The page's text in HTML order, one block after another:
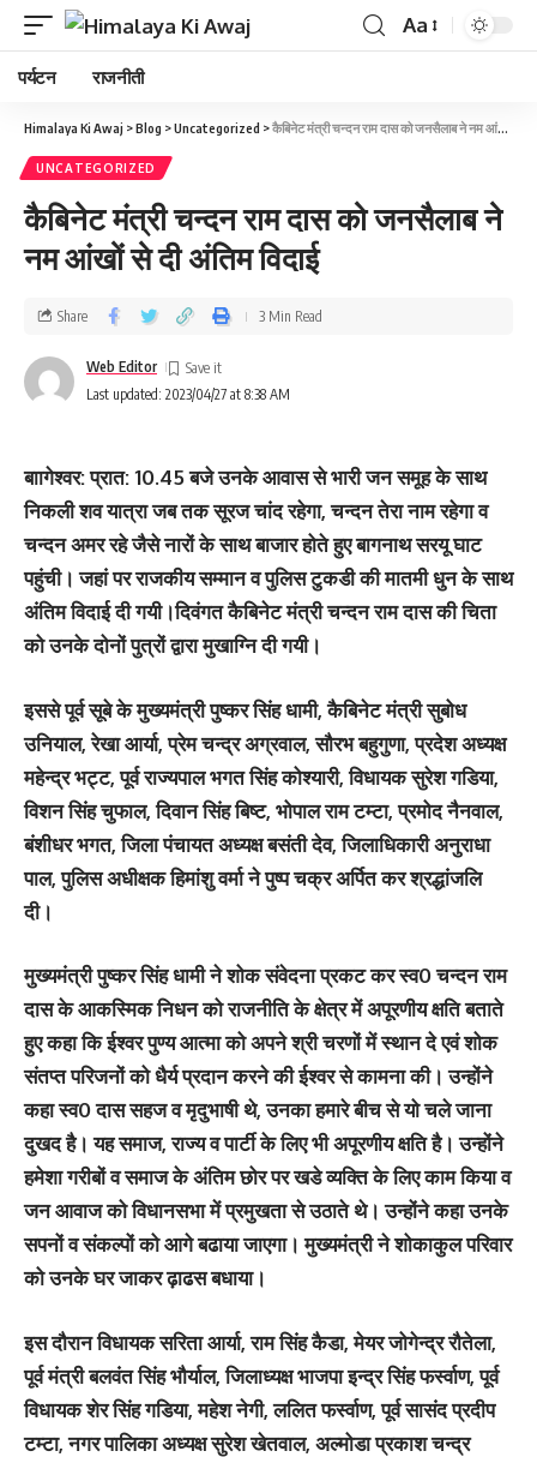
Aa
पर्यटन राजनीती
Himalaya Ki Awaj >Blog >Uncategorized >कैबिनेट मंत्री चन्दन राम दास को जनसैलाब ने नम आंखों से दी अंतिम विदाई
UNCATEGORIZED
कैबिनेट मंत्री चन्दन राम दास को जनसैलाब ने
नम आंखों से दी अंतिम विदाई
Last updated: 2023/04/27 at 8:38 AM
Web Editor
Share 3 Min Read
बाागेश्‍वर: प्रात: 10.45 बजे उनके आवास से भारी जन समूह के साथ
निकली शव यात्रा जब तक सूरज चांद रहेगा, चन्दन तेरा नाम रहेगा व
चन्दन अमर रहे जैसे नारों के साथ बाजार होते हुए बागनाथ सरयू घाट
पहुंची। जहां पर राजकीय सम्मान व पुलिस टुकडी की मातमी धुन के साथ
अंतिम विदाई दी गयी।दिवंगत कैबिनेट मंत्री चन्दन राम दास की चिता
को उनके दोनों पुत्रों द्वारा मुखाग्नि दी गयी।
इससे पूर्व सूबे के मुख्यमंत्री पुष्कर सिंह धामी, कैबिनेट मंत्री सुबोध
उनियाल, रेखा आर्या, प्रेम चन्द्र अग्रवाल, सौरभ बहुगुणा, प्रदेश अध्यक्ष
महेन्द्र भट्ट, पूर्व राज्यपाल भगत सिंह कोश्यारी, विधायक सुरेश गडिया,
विशन सिंह चुफाल, दिवान सिंह बिष्ट, भोपाल राम टम्टा, प्रमोद नैनवाल,
बंशीधर भगत, जिला पंचायत अध्यक्ष बसंती देव, जिलाधिकारी अनुराधा
पाल, पुलिस अधीक्षक हिमांशु वर्मा ने पुष्प चक्र अर्पित कर श्रद्धांजलि
दी।
मुख्यमंत्री पुष्कर सिंह धामी ने शोक संवेदना प्रकट कर स्व0 चन्दन राम
दास के आकस्मिक निधन को राजनीति के क्षेत्र में अपूरणीय क्षति बताते
हुए कहा कि ईश्वर पुण्य आत्मा को अपने श्री चरणों में स्थान दे एवं शोक
संतप्त परिजनों को धैर्य प्रदान करने की ईश्वर से कामना की। उन्होंने
कहा स्व0 दास सहज व मृदुभाषी थे, उनका हमारे बीच से यो चले जाना
दुखद है। यह समाज, राज्य व पार्टी के लिए भी अपूरणीय क्षति है। उन्होंने
हमेशा गरीबों व समाज के अंतिम छोर पर खडे व्यक्ति के लिए काम किया व
जन आवाज को विधानसभा में प्रमुखता से उठाते थे। उन्होंने कहा उनके
सपनों व संकल्पों को आगे बढाया जाएगा। मुख्यमंत्री ने शोकाकुल परिवार
को उनके घर जाकर ढ़ाढस बधाया।
इस दौरान विधायक सरिता आर्या, राम सिंह कैडा, मेयर जोगेन्द्र रौतेला,
पूर्व मंत्री बलवंत सिंह भौर्याल, जिलाध्यक्ष भाजपा इन्द्र सिंह फर्स्वाण, पूर्व
विधायक शेर सिंह गडिया, महेश नेगी, ललित फर्स्वाण, पूर्व सासंद प्रदीप
टम्टा, नगर पालिका अध्यक्ष सुरेश खेतवाल, अल्मोडा प्रकाश चन्द्र